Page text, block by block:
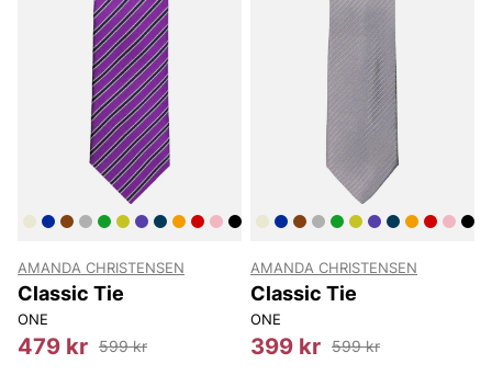
AMANDA CHRISTENSEN
Classic Tie
ONE
479 kr 599 kr
AMANDA CHRISTENSEN
Classic Tie
ONE
399 kr 599 kr